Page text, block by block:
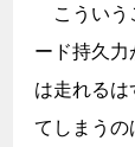
こういう
ード持久
は走れる
てしまうの